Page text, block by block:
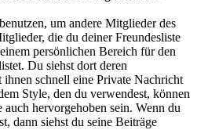
um andere Mitglieder des
die du deiner Freundesliste
persönlichen Bereich für den
Du siehst dort deren
ihnen schnell eine Private Nachricht
Style, den du verwendest, können
auch hervorgehoben sein. Wenn du
dann siehst du seine Beiträge